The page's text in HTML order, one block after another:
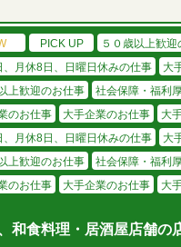
PICK UP ５０歳以上歓
、月休8日、日曜日休みの仕事
大
上歓迎のお仕事
社会保障・福利
のお仕事
大手企業のお仕事 大
、月休8日、日曜日休みの仕事
大
上歓迎のお仕事
社会保障・福利
のお仕事
大手企業のお仕事 大
和食料理・居酒屋店舗の